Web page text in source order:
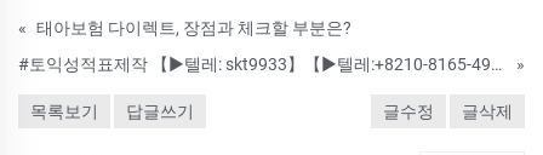
« 태아보험 다이렉트, 장점과 체크할 부분은?
#토익성적표제작 【▶텔레: skt9933】【▶텔레:+8210-8165-4934】 #진단서위조 #주민등록증제작 #운전면허증제작 #병원진단서제작 #졸업증명서제작 ✍국내최고퀄리티!▶-대리-위조-제작-▶8년경력~안전보장
»
목록보기 답글쓰기 글수정 글삭제